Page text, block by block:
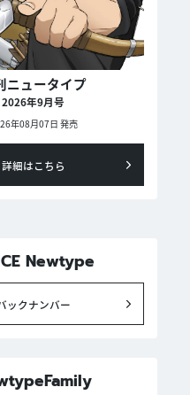
ニュータイプ
2026年9月号
年08月07日 発売
詳細はこちら
Newtype
ックナンバー